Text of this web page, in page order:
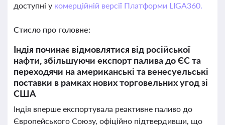
доступні у комерційній версії Платформи LIGA360.
Стисло про головне:
Індія починає відмовлятися від російської
нафти, збільшуючи експорт палива до ЄС та
переходячи на американські та венесуельські
поставки в рамках нових торговельних угод зі
США
Індія вперше експортувала реактивне паливо до
Європейського Союзу, офіційно підтвердивши, що